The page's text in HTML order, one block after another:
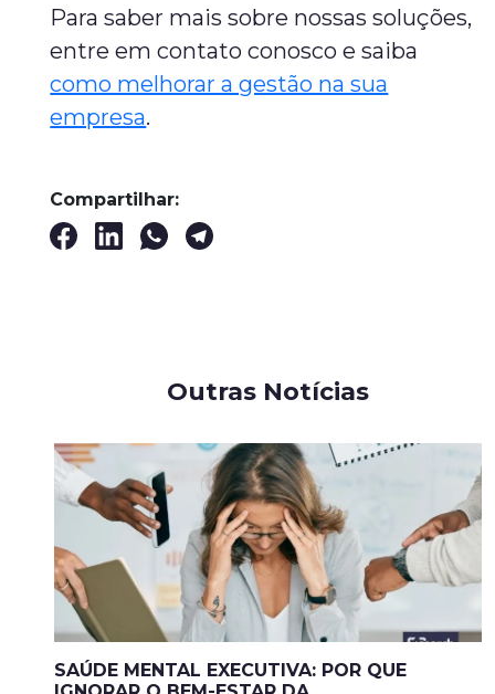
Para saber mais sobre nossas soluções,
entre em contato conosco e saiba
como melhorar a gestão na sua
empresa.
Compartilhar:
Outras Notícias
SAÚDE MENTAL EXECUTIVA: POR QUE